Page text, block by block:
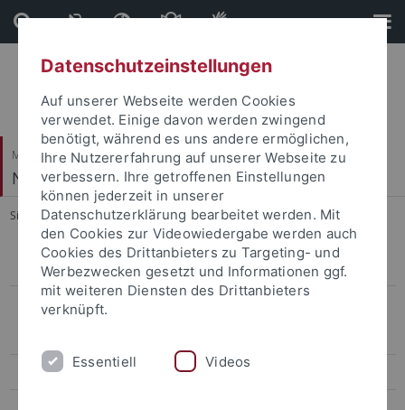
Direkt
zum
Inhalt
Direkt
zur
Fußleiste
Mathematisch-Naturwissenschaftliche Fakultät
Neuronale Informationsverarbeitung
Sie sind hier: Startseite ... Theories of Vision
Bachelor
Master
Cognitive Modeling
Datenschutzeinstellungen
Auf unserer Webseite werden Cookies
verwendet. Einige davon werden zwingend
benötigt, während es uns andere ermöglichen,
Ihre Nutzererfahrung auf unserer Webseite zu
verbessern. Ihre getroffenen Einstellungen
können jederzeit in unserer
Datenschutzerklärung bearbeitet werden. Mit
den Cookies zur Videowiedergabe werden auch
Cookies des Drittanbieters zu Targeting- und
Werbezwecken gesetzt und Informationen ggf.
mit weiteren Diensten des Drittanbieters
verknüpft.
Essentiell Videos